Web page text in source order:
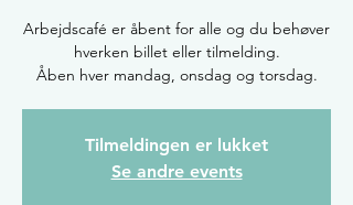
Arbejdscafé er åbent for alle og du behøver
hverken billet eller tilmelding.
Åben hver mandag, onsdag og torsdag.
Tilmeldingen er lukket
Se andre events